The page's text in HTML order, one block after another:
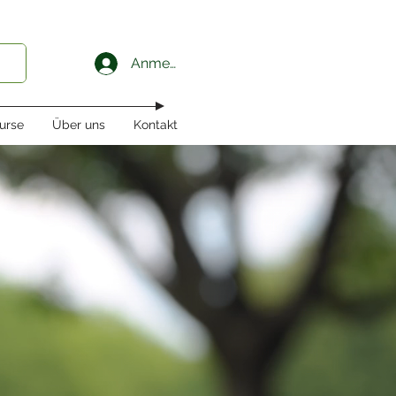
Anmelden
Über uns Kontakt